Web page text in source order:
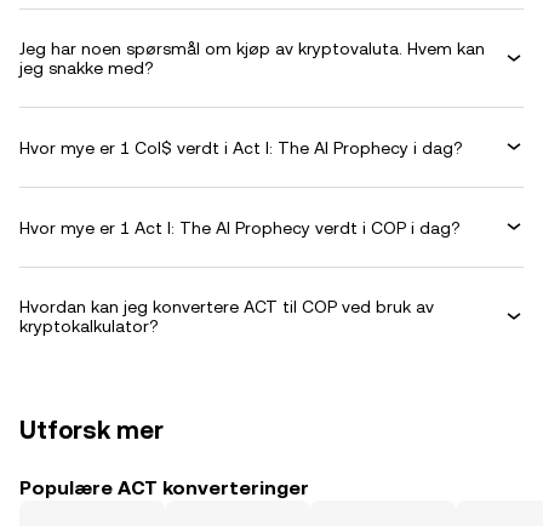
Jeg har noen spørsmål om kjøp av kryptovaluta. Hvem kan
jeg snakke med?
Hvor mye er 1 Col$ verdt i Act I: The AI Prophecy i dag?
Hvor mye er 1 Act I: The AI Prophecy verdt i COP i dag?
Hvordan kan jeg konvertere ACT til COP ved bruk av
kryptokalkulator?
Utforsk mer
Populære ACT konverteringer